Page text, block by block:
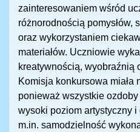
zainteresowaniem wśród
różnorodnością pomysłów,
oraz wykorzystaniem
materiałów. Uczniowie
kreatywnością, wyobraźnią
Komisja konkursowa miała
ponieważ wszystkie
wysoki poziom artystyczny
m.in. samodzielność